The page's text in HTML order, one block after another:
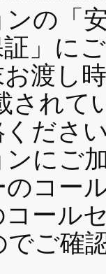
の「
証」に
渡し
されて
ださ
にご
コー
コール
ご確